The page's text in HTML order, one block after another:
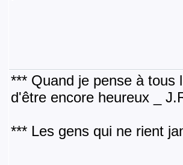
*** Quand je pense à tous
d'être encore heureux _
*** Les gens qui ne rient